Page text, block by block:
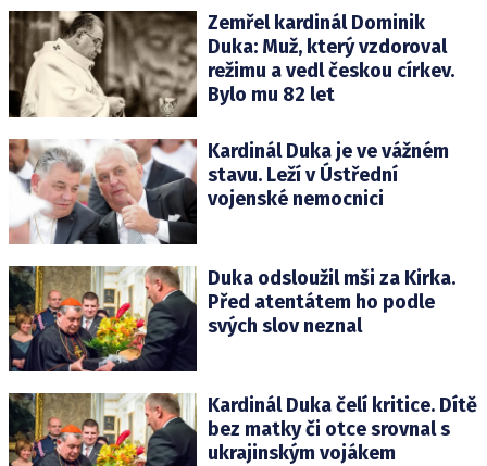
Zemřel kardinál Dominik
Duka: Muž, který vzdoroval
režimu a vedl českou církev.
Bylo mu 82 let
Kardinál Duka je ve vážném
stavu. Leží v Ústřední
vojenské nemocnici
Duka odsloužil mši za Kirka.
Před atentátem ho podle
svých slov neznal
Kardinál Duka čelí kritice. Dítě
bez matky či otce srovnal s
ukrajinským vojákem